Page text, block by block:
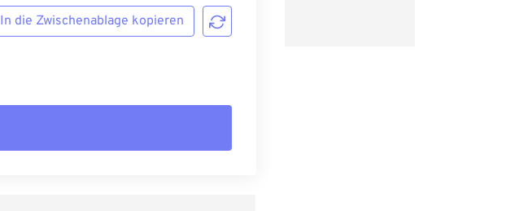
In die Zwischenablage kopieren